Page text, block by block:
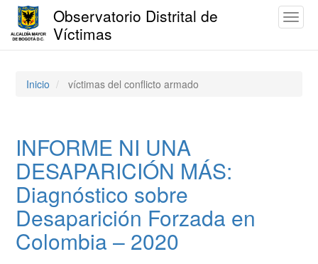
Pasar
contenido
Observatorio Distrital de
Víctimas
Inicio víctimas del conflicto armado
INFORME NI UNA
DESAPARICIÓN MÁS:
Diagnóstico sobre
Desaparición Forzada en
Colombia – 2020